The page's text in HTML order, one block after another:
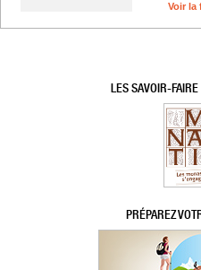
Voir la
LES SAVOIR-
PRÉPAREZ